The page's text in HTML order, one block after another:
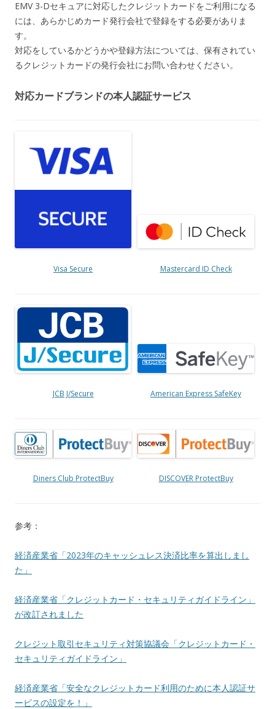
EMV 3-Dセキュアに対応したクレジットカードをご利用になる
には、あらかじめカード発行会社で登録をする必要がありま
す。
対応をしているかどうかや登録方法については、保有されてい
るクレジットカードの発行会社にお問い合わせください。
対応カードブランドの本人認証サービス
Visa Secure Mastercard ID Check
JCB J/Secure American Express SafeKey
Diners Club ProtectBuy DISCOVER ProtectBuy
参考：
経済産業省「2023年のキャッシュレス決済比率を算出しまし
た」
経済産業省「クレジットカード・セキュリティガイドライン」
が改訂されました
クレジット取引セキュリティ対策協議会「クレジットカード・
セキュリティガイドライン」
経済産業省「安全なクレジットカード利用のために本人認証サ
ービスの設定を！」